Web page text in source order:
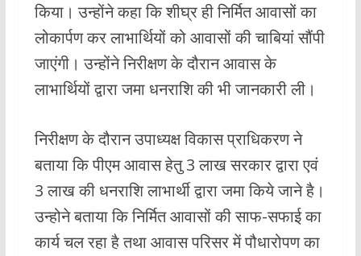
किया। उन्होंने कहा कि शीघ्र ही निर्मित आवासों का
लोकार्पण कर लाभार्थियों को आवासों की चाबियां सौंपी
जाएंगी। उन्होंने निरीक्षण के दौरान आवास के
लाभार्थियों द्वारा जमा धनराशि की भी जानकारी ली।
निरीक्षण के दौरान उपाध्यक्ष विकास प्राधिकरण ने
बताया कि पीएम आवास हेतु 3 लाख सरकार द्वारा एवं
3 लाख की धनराशि लाभार्थी द्वारा जमा किये जाने है।
उन्होने बताया कि निर्मित आवासों की साफ-सफाई का
कार्य चल रहा है तथा आवास परिसर में पौधारोपण का